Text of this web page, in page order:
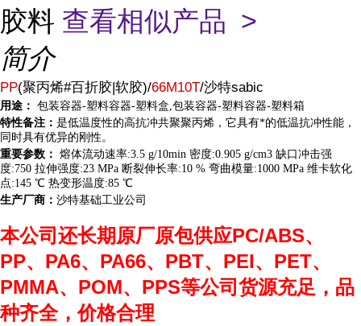
胶料 查看相似产品 >
简介
PP(聚丙烯#百折胶|软胶)/66M10T/沙特sabic
用途： 包装容器-塑料容器-塑料盒,包装容器-塑料容器-塑料箱
特性备注： 是低温度性的高抗冲共聚聚丙烯，它具有*的低温抗冲性能，
同时具有优异的刚性。
重要参数： 熔体流动速率:3.5 g/10min 密度:0.905 g/cm3 缺口冲击强
度:750 拉伸强度:23 MPa 断裂伸长率:10 % 弯曲模量:1000 MPa 维卡软化
点:145 ℃ 热变形温度:85 ℃
生产厂商： 沙特基础工业公司
本公司还长期原厂原包供应PC/ABS、
PP、PA6、PA66、PBT、PEI、PET、
PMMA、POM、PPS等公司货源充足，品
种齐全，价格合理